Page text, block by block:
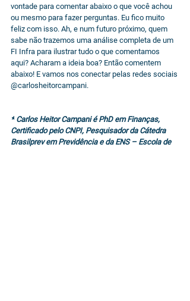
vontade para comentar abaixo o que você achou
ou mesmo para fazer perguntas. Eu fico muito
feliz com isso. Ah, e num futuro próximo, quem
sabe não trazemos uma análise completa de um
FI Infra para ilustrar tudo o que comentamos
aqui? Acharam a ideia boa? Então comentem
abaixo! E vamos nos conectar pelas redes sociais
@carlosheitorcampani.
* Carlos Heitor Campani é PhD em Finanças,
Certificado pelo CNPI, Pesquisador da Cátedra
Brasilprev em Previdência e da ENS – Escola de